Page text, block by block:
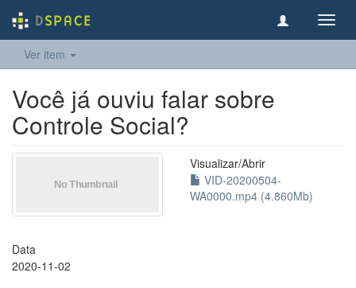
Ver item
Você já ouviu falar sobre
Controle Social?
Visualizar/Abrir
VID-20200504-
WA0000.mp4 (4.860Mb)
Data
2020-11-02